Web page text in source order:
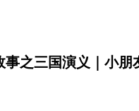
事之三国演义｜小朋